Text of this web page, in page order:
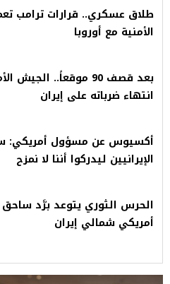
طلاق عسكري.. قرارات ترامب
الأمنية مع أوروبا
بعد قصف 90 موقعاً..
انتهاء ضرباته على إيران
أكسيوس عن مسؤول أمريكي:
الإيرانيين ليدركوا أننا لا نمزح
الحرس الثوري يتوعد برَّد
أمريكي شمالي إيران